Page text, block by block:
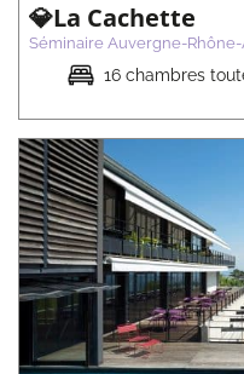
💎La Cachette
Séminaire Auvergne-
16 chambres
Séminaire Auvergne-